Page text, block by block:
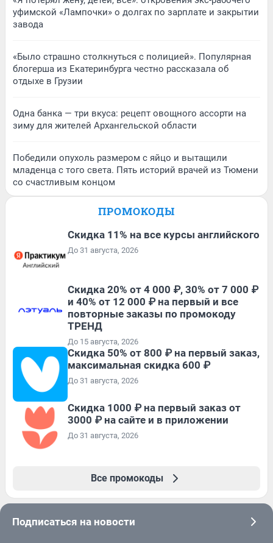
уфимской «Лампочки» о долгах по зарплате и закрытии
завода
«Было страшно столкнуться с полицией». Популярная
блогерша из Екатеринбурга честно рассказала об
отдыхе в Грузии
Одна банка — три вкуса: рецепт овощного ассорти на
зиму для жителей Архангельской области
Победили опухоль размером с яйцо и вытащили
младенца с того света. Пять историй врачей из Тюмени
со счастливым концом
ПРОМОКОДЫ
Скидка 11% на все курсы английского
До 31 августа, 2026
Скидка 20% от 4 000 ₽, 30% от 7 000 ₽
и 40% от 12 000 ₽ на первый и все
повторные заказы по промокоду
ТРЕНД
До 15 августа, 2026
Скидка 50% от 800 ₽ на первый заказ,
максимальная скидка 600 ₽
До 31 августа, 2026
Скидка 1000 ₽ на первый заказ от
3000 ₽ на сайте и в приложении
До 31 августа, 2026
Все промокоды
Подписаться на новости